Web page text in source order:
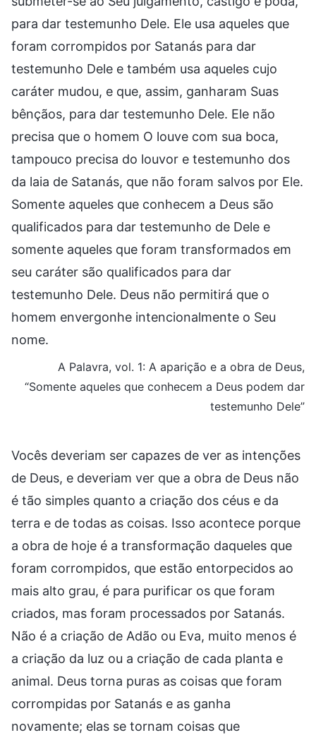
para dar testemunho Dele. Ele usa aqueles que
foram corrompidos por Satanás para dar
testemunho Dele e também usa aqueles cujo
caráter mudou, e que, assim, ganharam Suas
bênçãos, para dar testemunho Dele. Ele não
precisa que o homem O louve com sua boca,
tampouco precisa do louvor e testemunho dos
da laia de Satanás, que não foram salvos por Ele.
Somente aqueles que conhecem a Deus são
qualificados para dar testemunho de Dele e
somente aqueles que foram transformados em
seu caráter são qualificados para dar
testemunho Dele. Deus não permitirá que o
homem envergonhe intencionalmente o Seu
nome.
A Palavra, vol. 1: A aparição e a obra de Deus,
“Somente aqueles que conhecem a Deus podem dar
testemunho Dele”
Vocês deveriam ser capazes de ver as intenções
de Deus, e deveriam ver que a obra de Deus não
é tão simples quanto a criação dos céus e da
terra e de todas as coisas. Isso acontece porque
a obra de hoje é a transformação daqueles que
foram corrompidos, que estão entorpecidos ao
mais alto grau, é para purificar os que foram
criados, mas foram processados por Satanás.
Não é a criação de Adão ou Eva, muito menos é
a criação da luz ou a criação de cada planta e
animal. Deus torna puras as coisas que foram
corrompidas por Satanás e as ganha
novamente; elas se tornam coisas que